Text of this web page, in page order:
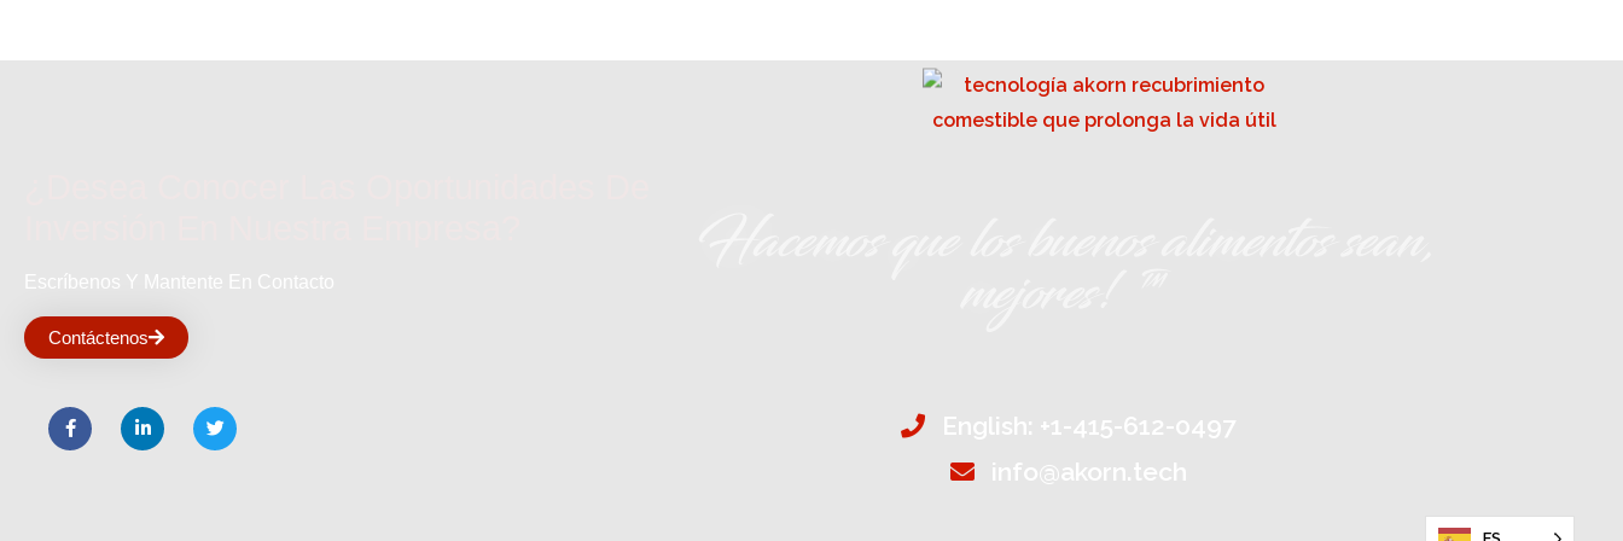
Escríbenos Y Mantente En Contacto
Contáctenos
English: +1-415-612-0497
info@akorn.tech